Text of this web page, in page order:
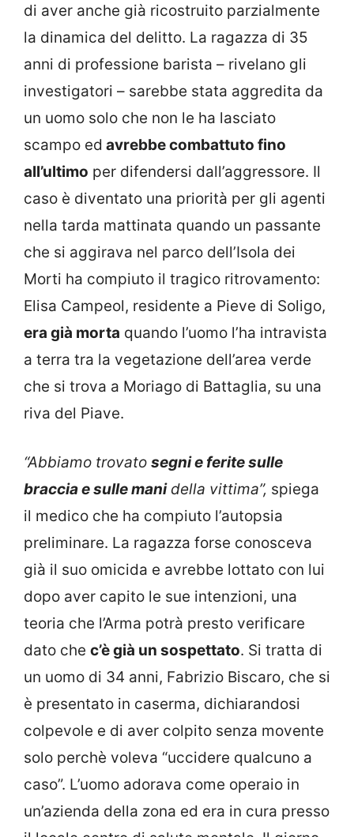
di aver anche già ricostruito parzialmente
la dinamica del delitto. La ragazza di 35
anni di professione barista – rivelano gli
investigatori – sarebbe stata aggredita da
un uomo solo che non le ha lasciato
scampo ed avrebbe combattuto fino
all’ultimo per difendersi dall’aggressore. Il
caso è diventato una priorità per gli agenti
nella tarda mattinata quando un passante
che si aggirava nel parco dell’Isola dei
Morti ha compiuto il tragico ritrovamento:
Elisa Campeol, residente a Pieve di Soligo,
era già morta quando l’uomo l’ha intravista
a terra tra la vegetazione dell’area verde
che si trova a Moriago di Battaglia, su una
riva del Piave.
“Abbiamo trovato segni e ferite sulle
braccia e sulle manidella vittima”, spiega
il medico che ha compiuto l’autopsia
preliminare. La ragazza forse conosceva
già il suo omicida e avrebbe lottato con lui
dopo aver capito le sue intenzioni, una
teoria che l’Arma potrà presto verificare
dato che c’è già un sospettato. Si tratta di
un uomo di 34 anni, Fabrizio Biscaro, che si
è presentato in caserma, dichiarandosi
colpevole e di aver colpito senza movente
solo perchè voleva “uccidere qualcuno a
caso”. L’uomo adorava come operaio in
un’azienda della zona ed era in cura presso